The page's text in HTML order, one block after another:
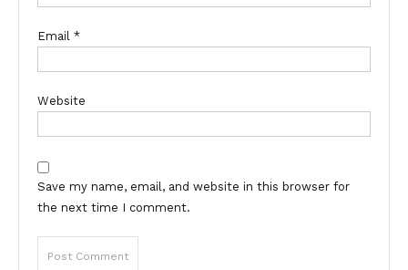
Email *
Website
Save my name, email, and website in this browser for
the next time I comment.